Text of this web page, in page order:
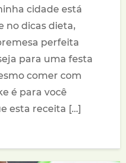
cidade está
no dicas dieta,
perfeita
para uma festa
comer com
é para você
esta receita […]